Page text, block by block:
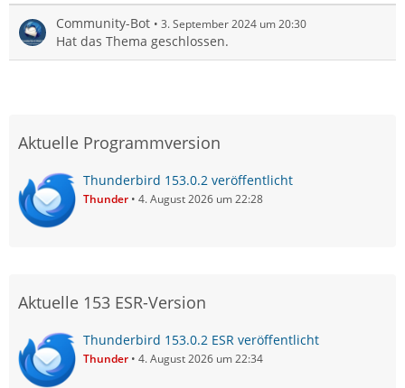
Community-Bot 3. September 2024 um 20:30
Hat das Thema geschlossen.
Aktuelle Programmversion
Thunderbird 153.0.2 veröffentlicht
Thunder 4. August 2026 um 22:28
Aktuelle 153 ESR-Version
Thunderbird 153.0.2 ESR veröffentlicht
Thunder 4. August 2026 um 22:34